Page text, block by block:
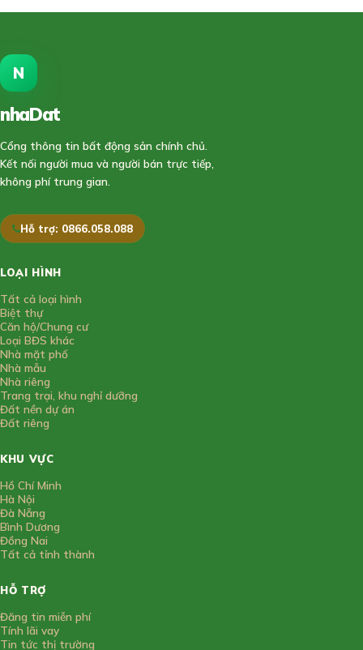
N
nhaDat
Cổng thông tin bất động sản chính chủ.
Kết nối người mua và người bán trực tiếp,
không phí trung gian.
Hỗ trợ: 0866.058.088
LOẠI HÌNH
Tất cả loại hình
Biệt thự
Căn hộ/Chung cư
Loại BĐS khác
Nhà mặt phố
Nhà mẫu
Nhà riêng
Trang trại, khu nghỉ dưỡng
Đất nền dự án
Đất riêng
KHU VỰC
Hồ Chí Minh
Hà Nội
Đà Nẵng
Bình Dương
Đồng Nai
Tất cả tỉnh thành
HỖ TRỢ
Đăng tin miễn phí
Tính lãi vay
Tin tức thị trường